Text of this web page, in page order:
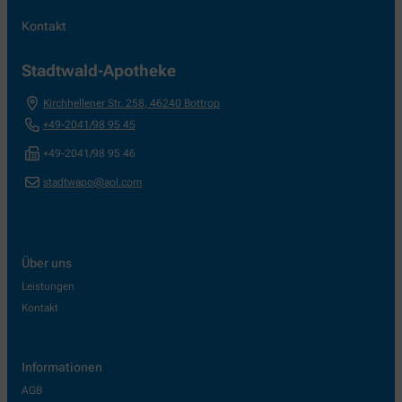
Kontakt
Stadtwald-Apotheke
Kirchhellener Str. 258 46240 Bottrop
+49-2041/98 95 45
+49-2041/98 95 46
stadtwapo@aol.com
Über uns
Leistungen
Kontakt
Informationen
AGB